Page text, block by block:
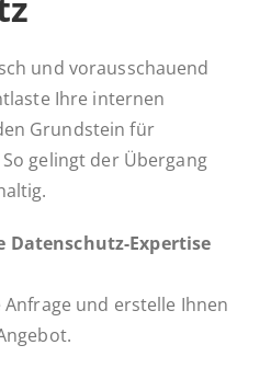
und vorausschauend
Ihre internen
Grundstein für
gelingt der Übergang
Datenschutz-Expertise
und erstelle Ihnen